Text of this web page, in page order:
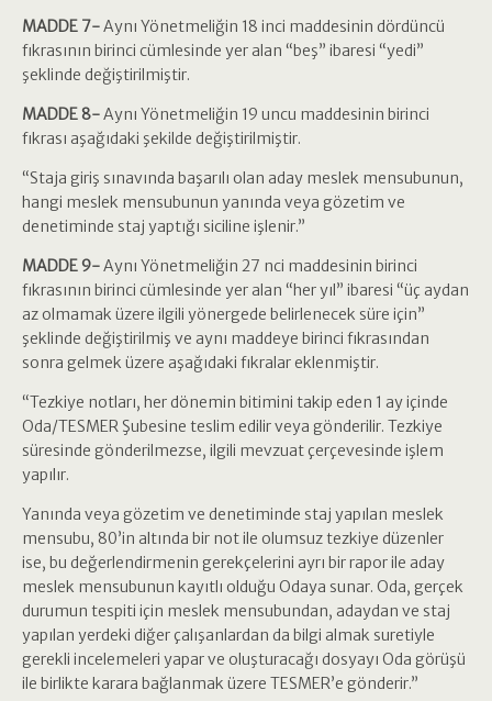
MADDE 7-Aynı Yönetmeliğin 18 inci maddesinin dördüncü
fıkrasının birinci cümlesinde yer alan “beş” ibaresi “yedi”
şeklinde değiştirilmiştir.
MADDE 8-Aynı Yönetmeliğin 19 uncu maddesinin birinci
fıkrası aşağıdaki şekilde değiştirilmiştir.
“Staja giriş sınavında başarılı olan aday meslek mensubunun,
hangi meslek mensubunun yanında veya gözetim ve
denetiminde staj yaptığı siciline işlenir.”
MADDE 9-Aynı Yönetmeliğin 27 nci maddesinin birinci
fıkrasının birinci cümlesinde yer alan “her yıl” ibaresi “üç aydan
az olmamak üzere ilgili yönergede belirlenecek süre için”
şeklinde değiştirilmiş ve aynı maddeye birinci fıkrasından
sonra gelmek üzere aşağıdaki fıkralar eklenmiştir.
“Tezkiye notları, her dönemin bitimini takip eden 1 ay içinde
Oda/TESMER Şubesine teslim edilir veya gönderilir. Tezkiye
süresinde gönderilmezse, ilgili mevzuat çerçevesinde işlem
yapılır.
Yanında veya gözetim ve denetiminde staj yapılan meslek
mensubu, 80’in altında bir not ile olumsuz tezkiye düzenler
ise, bu değerlendirmenin gerekçelerini ayrı bir rapor ile aday
meslek mensubunun kayıtlı olduğu Odaya sunar. Oda, gerçek
durumun tespiti için meslek mensubundan, adaydan ve staj
yapılan yerdeki diğer çalışanlardan da bilgi almak suretiyle
gerekli incelemeleri yapar ve oluşturacağı dosyayı Oda görüşü
ile birlikte karara bağlanmak üzere TESMER’e gönderir.”